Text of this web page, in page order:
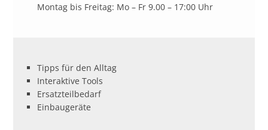
Montag bis Freitag: Mo – Fr 9.00 – 17:00 Uhr
Tipps für den Alltag
Interaktive Tools
Ersatzteilbedarf
Einbaugeräte